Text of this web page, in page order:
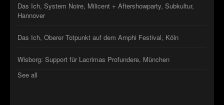
Das Ich, System Noire, Milicent + Aftershowparty, Subkultur,
Hannover
Das Ich, Oberer Totpunkt auf dem Amphi Festival, Köln
Wisborg: Support für Lacrimas Profundere, München
See all